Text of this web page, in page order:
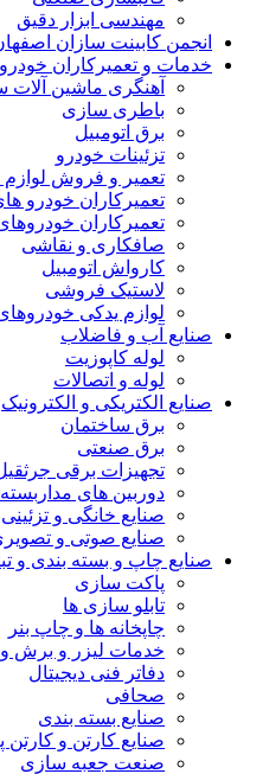
مهندسی ابزار دقیق
انجمن کابینت سازان
خدمات و تعمیرکاران
آهنگری ماشین آلات
باطری سازی
برق اتومبیل
تزئینات خودرو
تعمیر و فروش لوازم
تعمیرکاران خودرو
تعمیرکاران
صافکاری و نقاشی
کارواش اتومبیل
لاستیک فروشی
لوازم یدکی
صنایع آب و فاضلاب
لوله کاپوزیت
لوله و اتصالات
صنایع الکتریکی و الکترونیک
برق ساختمان
برق صنعتی
تجهیزات برقی
دوربین های مداربسته
صنایع خانگی و تزئینی
صنایع صوتی و
صنایع چاپ و بسته بندی و
پاکت سازی
تابلو سازی ها
چاپخانه ها و چاپ بنر
خدمات لیزر و برش
دفاتر فنی دیجیتال
صحافی
صنایع بسته بندی
صنایع کارتن و کارتن
صنعت جعبه سازی